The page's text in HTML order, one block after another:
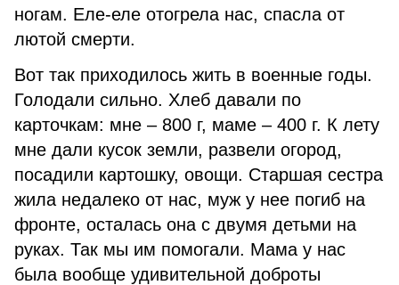
ногам. Еле-еле отогрела нас, спасла от
лютой смерти.
Вот так приходилось жить в военные годы.
Голодали сильно. Хлеб давали по
карточкам: мне – 800 г, маме – 400 г. К лету
мне дали кусок земли, развели огород,
посадили картошку, овощи. Старшая сестра
жила недалеко от нас, муж у нее погиб на
фронте, осталась она с двумя детьми на
руках. Так мы им помогали. Мама у нас
была вообще удивительной доброты